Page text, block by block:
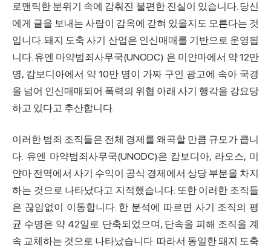
로맨틱한 분위기 속에 감춰진 불편한 진실이 있습니다. 당신
에게 글을 보내는 사람이 감옥에 갇혀 있을지도 모른다는 것
입니다. 돼지 도축 사기 산업은 인신매매를 기반으로 운영됩
니다. 유엔 마약범죄사무국(UNODC) 은 미얀마에서 약 12만
명, 캄보디아에서 약 10만 명이 가짜 구인 광고에 속아 국경
을 넘어 인신매매되어 폭력의 위협 아래 사기 행각을 강요당
하고 있다고 추산합니다.
이러한 범죄 조직들은 전체 경제를 왜곡할 만큼 규모가 큽니
다. 유엔 마약범죄사무국(UNODC)은 캄보디아, 라오스, 미
얀마 전역에서 사기 수익이 공식 경제에서 상당 부분을 차지
하는 것으로 나타났다고 지적했습니다. 또한 이러한 조직들
은 끊임없이 이동합니다. 한 분석에 따르면 사기 조직의 평
균 수명은 약 42일로 단축되었으며, 단속을 피해 조직을 계
속 교체하는 것으로 나타났습니다. 따라서 동일한 돼지 도축